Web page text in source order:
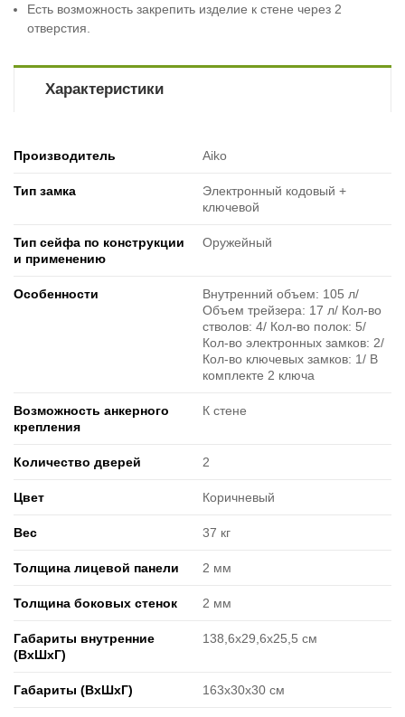
Есть возможность закрепить изделие к стене через 2
отверстия.
Характеристики
Производитель Aiko
Тип замка
Электронный кодовый +
ключевой
Тип сейфа по конструкции
и применению
Оружейный
Особенности
Внутренний объем: 105 л/
Объем трейзера: 17 л/ Кол-во
стволов: 4/ Кол-во полок: 5/
Кол-во электронных замков: 2/
Кол-во ключевых замков: 1/ В
комплекте 2 ключа
Возможность анкерного
крепления
К стене
Количество дверей 2
Цвет Коричневый
Вес 37 кг
Толщина лицевой панели 2 мм
Толщина боковых стенок 2 мм
Габариты внутренние
(ВxШxГ)
138,6x29,6x25,5 см
Габариты (ВxШxГ) 163x30x30 см